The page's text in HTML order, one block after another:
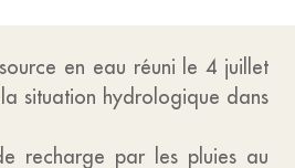
en eau réuni le 4 juillet
situation hydrologique dans
recharge par les pluies au